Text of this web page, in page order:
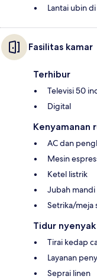
Lantai ubin
Fasilitas kamar
Terhibur
Televisi 50
Digital
Kenyamanan
AC dan
Mesin
Ketel listrik
Jubah mandi
Setrika/meja
Tidur nyenyak
Tirai kedap
Layanan
Seprai linen